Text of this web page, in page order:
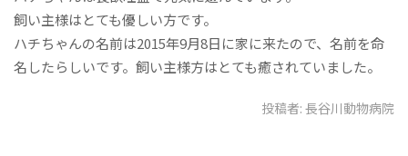
飼い主様はとても優しい方です。
ハチちゃんの名前は2015年9月8日に家に来たので、名前を命
名したらしいです。飼い主様方はとても癒されていました。
投稿者: 長谷川動物病院